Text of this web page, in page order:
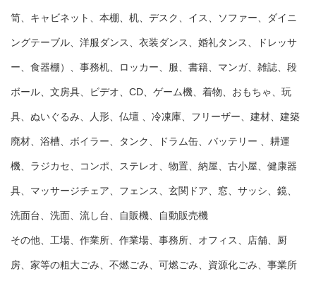
笥、キャビネット、本棚、机、デスク、イス、ソファー、ダイニ
ングテーブル、洋服ダンス、衣装ダンス、婚礼タンス、ドレッサ
ー、食器棚）、事務机、ロッカー、服、書籍、マンガ、雑誌、段
ボール、文房具、ビデオ、CD、ゲーム機、着物、おもちゃ、玩
具、ぬいぐるみ、人形、仏壇 、冷凍庫、フリーザー、建材、建築
廃材、浴槽、ボイラー、タンク、ドラム缶、バッテリー 、耕運
機、ラジカセ、コンポ、ステレオ、物置、納屋、古小屋、健康器
具、マッサージチェア、フェンス、玄関ドア、窓、サッシ、鏡、
洗面台、洗面、流し台、自販機、自動販売機
その他、工場、作業所、作業場、事務所、オフィス、店舗、厨
房、家等の粗大ごみ、不燃ごみ、可燃ごみ、資源化ごみ、事業所